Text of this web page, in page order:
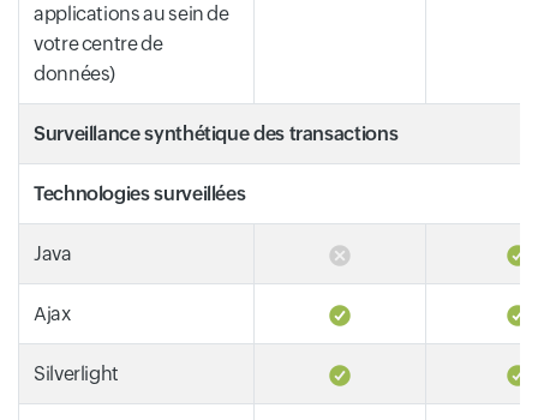
applications au sein de
votre centre de
données)
Surveillance synthétique des transactions
Technologies surveillées
Java
Ajax
Silverlight